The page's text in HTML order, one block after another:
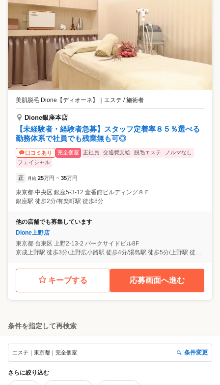
美肌脱毛 Dione【ディオーネ】 ｜ エステ / 施術者
Dione銀座本店
【未経験者・経験者急募】スタッフ定着率８５％選べる
勤務体系で社員でも残業無も可◎
口コミあり 完全個室 正社員 交通費支給 脱毛エステ
ノルマなし
フェイシャル
正 月給 25万円 ~ 35万円
東京都 中央区 銀座5-3-12 壹番館ビルディング８Ｆ
銀座駅 徒歩2分/有楽町駅 徒歩8分
他の店舗でも募集しています
Dione上野店
東京都 台東区
上野2-13-2 パークサイドビル8F
キープする 応募画面へ進む
条件を指定して再検索
エステ｜東京都｜完全個室 条件変更
さらに絞り込む